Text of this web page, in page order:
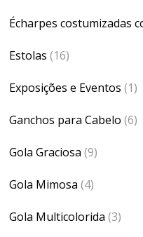
Écharpes costumizadas
Estolas (16)
Exposições e Eventos (1)
Ganchos para Cabelo (6)
Gola Graciosa (9)
Gola Mimosa (4)
Gola Multicolorida (3)